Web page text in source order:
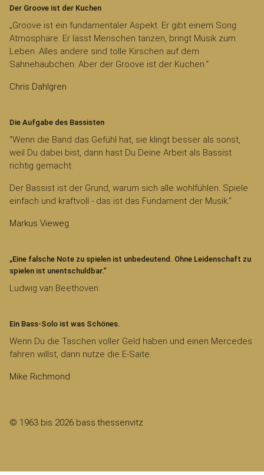
Der Groove ist der Kuchen
„Groove ist ein fundamentaler Aspekt. Er gibt einem Song
Atmosphäre. Er lässt Menschen tanzen, bringt Musik zum
Leben. Alles andere sind tolle Kirschen auf dem
Sahnehäubchen. Aber der Groove ist der Kuchen.“
Chris Dahlgren
Die Aufgabe des Bassisten
"Wenn die Band das Gefühl hat, sie klingt besser als sonst,
weil Du dabei bist, dann hast Du Deine Arbeit als Bassist
richtig gemacht.
Der Bassist ist der Grund, warum sich alle wohlfühlen. Spiele
einfach und kraftvoll - das ist das Fundament der Musik."
Markus Vieweg
„Eine falsche Note zu spielen ist unbedeutend. Ohne Leidenschaft zu
spielen ist unentschuldbar.“
Ludwig van Beethoven
Ein Bass-Solo ist was Schönes.
Wenn Du die Taschen voller Geld haben und einen Mercedes
fahren willst, dann nutze die E-Saite.
Mike Richmond
© 1963 bis 2026 bass.thessenvitz